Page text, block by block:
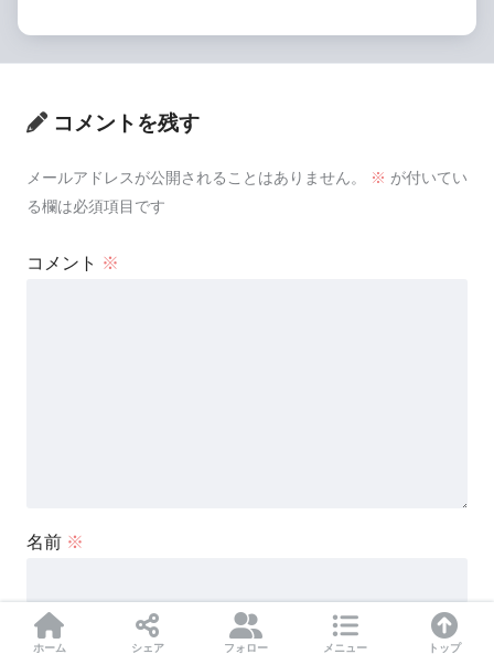
コメントを残す
メールアドレスが公開されることはありません。 ※ が付いてい
る欄は必須項目です
コメント ※
名前 ※
メール
ホーム シェア フォロー メニュー トップ